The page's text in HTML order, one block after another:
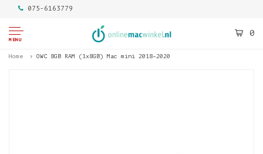
075-6163779
MENU
0
Home OWC 8GB RAM (1x8GB) Mac mini 2018–2020